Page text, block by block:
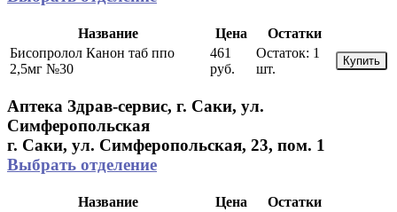
Название Цена
Остатки
Бисопролол Канон таб ппо
2,5мг №30
461
руб.
Остаток: 1
шт.
Купить
Аптека Здрав-сервис, г. Саки, ул.
Симферопольская
г. Саки, ул. Симферопольская, 23, пом. 1
Выбрать отделение
Название Цена
Остатки